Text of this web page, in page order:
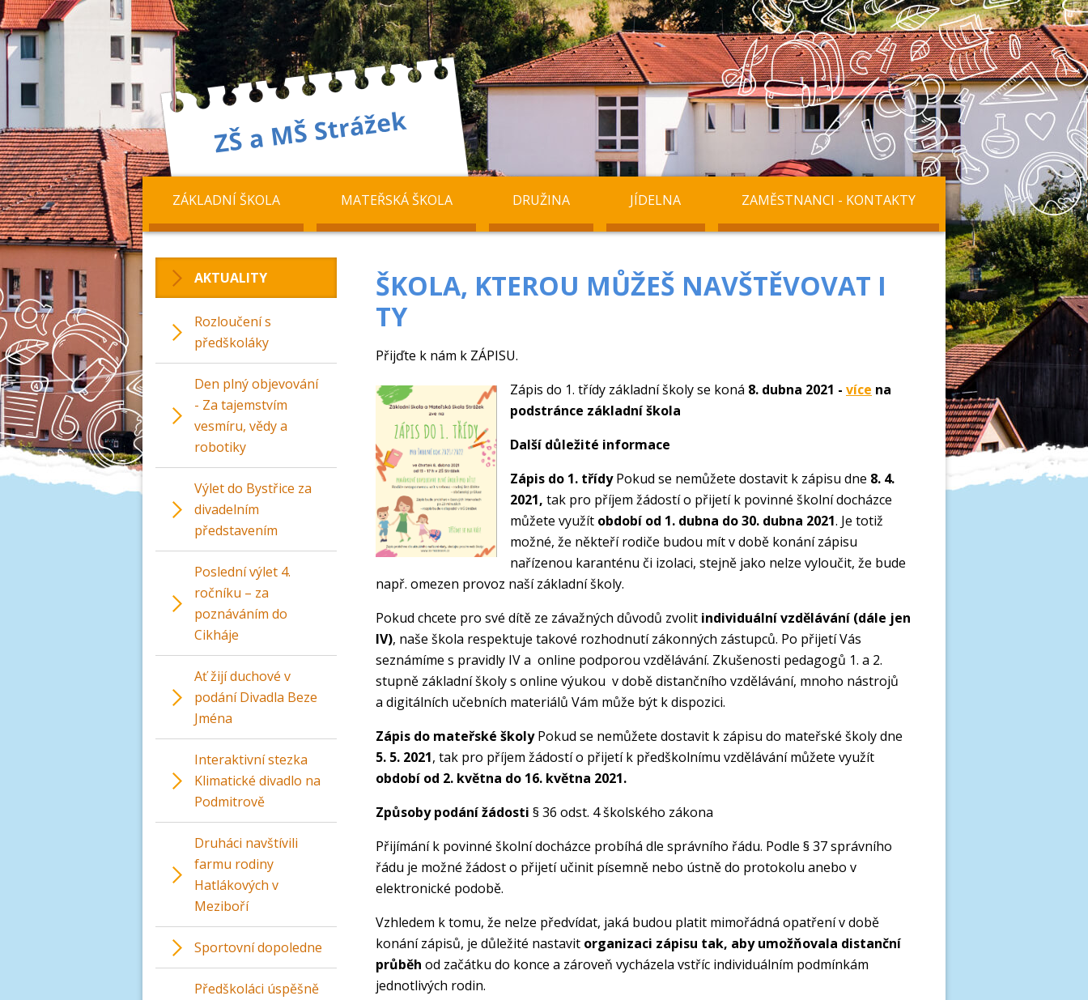
ZÁKLADNÍ ŠKOLA MATEŘSKÁ ŠKOLA DRUŽINA JÍDELNA ZAMĚSTNANCI - KONTAKTY
ŠKOLA, KTEROU MŮŽEŠ NAVŠTĚVOVAT I
TY
Přijďte k nám k ZÁPISU.
Zápis do 1. třídy základní školy se koná 8. dubna 2021 - více na
podstránce základní škola
Další důležité informace
Zápis do 1. třídyPokud se nemůžete dostavit k zápisu dne 8. 4.
2021, tak pro příjem žádostí o přijetí k povinné školní docházce
můžete využít období od 1. dubna do 30. dubna 2021. Je totiž
možné, že někteří rodiče budou mít v době konání zápisu
nařízenou karanténu či izolaci, stejně jako nelze vyloučit, že bude
např. omezen provoz naší základní školy.
Pokud chcete pro své dítě ze závažných důvodů zvolit individuální vzdělávání (dále jen
IV), naše škola respektuje takové rozhodnutí zákonných zástupců. Po přijetí Vás
seznámíme s pravidly IV a online podporou vzdělávání. Zkušenosti pedagogů 1. a 2.
stupně základní školy s online výukou v době distančního vzdělávání, mnoho nástrojů
a digitálních učebních materiálů Vám může být k dispozici.
Zápis do mateřské školyPokud se nemůžete dostavit k zápisu do mateřské školy dne
5. 5. 2021, tak pro příjem žádostí o přijetí k předškolnímu vzdělávání můžete využít
období od 2. května do 16. května 2021.
Způsoby podání žádosti § 36 odst. 4 školského zákona
Přijímání k povinné školní docházce probíhá dle správního řádu. Podle § 37 správního
řádu je možné žádost o přijetí učinit písemně nebo ústně do protokolu anebo v
elektronické podobě.
Vzhledem k tomu, že nelze předvídat, jaká budou platit mimořádná opatření v době
konání zápisů, je důležité nastavit organizaci zápisu tak, aby umožňovala distanční
průběh od začátku do konce a zároveň vycházela vstříc individuálním podmínkám
jednotlivých rodin.
AKTUALITY
Rozloučení s
předškoláky
Den plný objevování
- Za tajemstvím
vesmíru, vědy a
robotiky
Výlet do Bystřice za
divadelním
představením
Poslední výlet 4.
ročníku – za
poznáváním do
Cikháje
Ať žijí duchové v
podání Divadla Beze
Jména
Interaktivní stezka
Klimatické divadlo na
Podmitrově
Druháci navštívili
farmu rodiny
Hatlákových v
Meziboří
Sportovní dopoledne
Předškoláci úspěšně